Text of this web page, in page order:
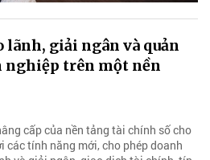
lãnh, giải ngân và quản
trên một nền
cấp của nền tảng tài chính số cho
các tính năng mới, cho phép doanh